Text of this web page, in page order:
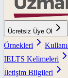
Ücretsiz Üye Ol
Örnekleri
IELTS Kelimeleri
İletişim Bilgileri